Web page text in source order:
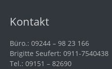
Kontakt
Büro.: 09244 – 98 23 166
Brigitte Seufert: 0911-7540438
Tel.: 09151 – 82690